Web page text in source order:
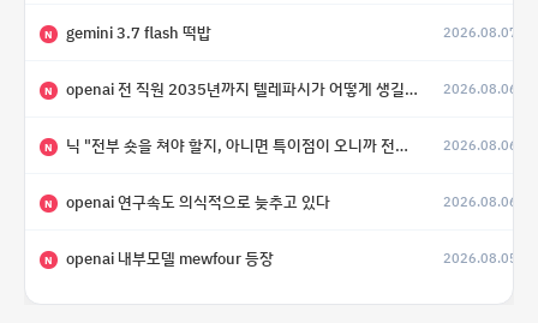
N gemini 3.7 flash 떡밥 2026.08.07
N openai 전 직원 2035년까지 텔레파시가 어떻게 생길 수 있는지 2026.08.06
N 닉 "전부 숏을 쳐야 할지, 아니면 특이점이 오니까 전부 롱을 쳐야 할지 모르겠다.” 2026.08.06
N openai 연구속도 의식적으로 늦추고 있다 2026.08.06
N openai 내부모델 mewfour 등장 2026.08.05